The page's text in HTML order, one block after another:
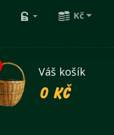
Kč
Váš košík
0 Kč